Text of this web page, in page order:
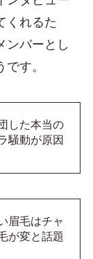
くれるた
ンバーとし
す。
した本当の
騒動が原因
眉毛はチャ
が変と話題